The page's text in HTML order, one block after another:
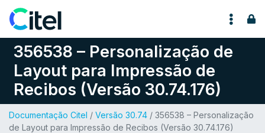
Pular para o conteúdo
356538 – Personalização de
Layout para Impressão de
Recibos (Versão 30.74.176)
Documentação Citel / Versão 30.74 / 356538 – Personalização
de Layout para Impressão de Recibos (Versão 30.74.176)